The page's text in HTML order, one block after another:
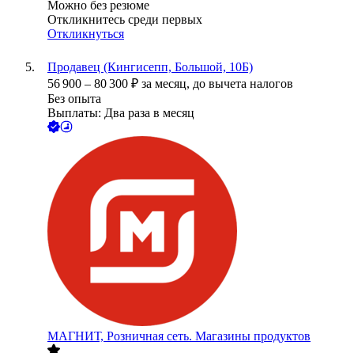
Можно без резюме
Откликнитесь среди первых
Откликнуться
Продавец (Кингисепп, Большой, 10Б)
56 900 – 80 300 ₽ за месяц, до вычета налогов
Без опыта
Выплаты: Два раза в месяц
МАГНИТ, Розничная сеть. Магазины продуктов